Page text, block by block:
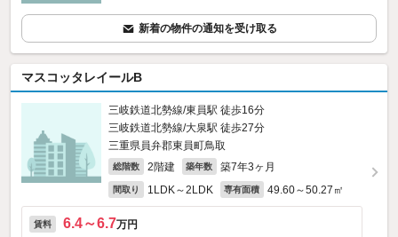
新着の物件の通知を受け取る
マスコッタレイールB
三岐鉄道北勢線/東員駅 徒歩16分
三岐鉄道北勢線/大泉駅 徒歩27分
三重県員弁郡東員町鳥取
総階数 2階建 築年数 築7年3ヶ月
間取り 1LDK～2LDK 専有面積 49.60～50.27㎡
賃料 6.4～6.7万円